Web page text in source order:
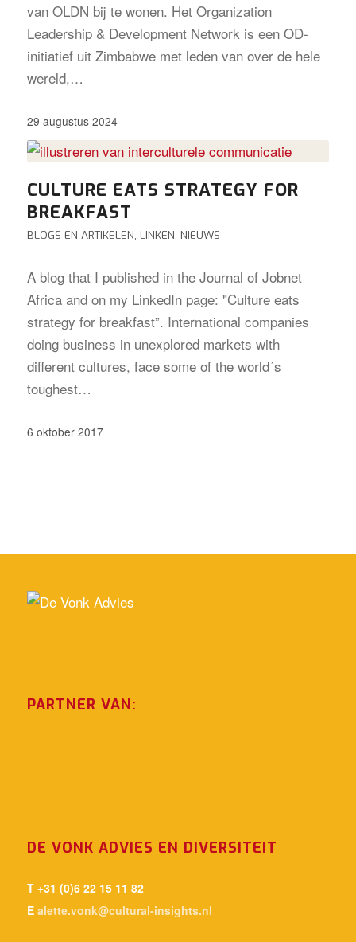
van OLDN bij te wonen. Het Organization
Leadership & Development Network is een OD-
initiatief uit Zimbabwe met leden van over de hele
wereld,…
29 augustus 2024
CULTURE EATS STRATEGY FOR
BREAKFAST
BLOGS EN ARTIKELEN, LINKEN, NIEUWS
A blog that I published in the Journal of Jobnet
Africa and on my LinkedIn page: "Culture eats
strategy for breakfast”. International companies
doing business in unexplored markets with
different cultures, face some of the world´s
toughest…
6 oktober 2017
PARTNER VAN:
DE VONK ADVIES EN DIVERSITEIT
T +31 (0)6 22 15 11 82
E alette.vonk@cultural-insights.nl